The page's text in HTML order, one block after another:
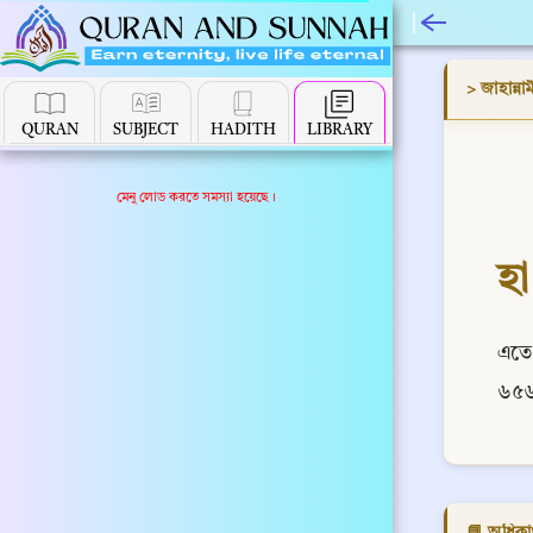
QURAN SUBJECT HADITH LIBRARY
মেনু লোড করতে সমস্যা হয়েছে।
>
হা
এতে